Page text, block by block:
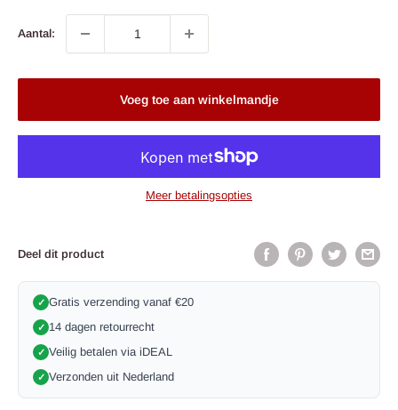
Aantal:
Voeg toe aan winkelmandje
Meer betalingsopties
Deel dit product
✓ Gratis verzending vanaf €20
✓ 14 dagen retourrecht
✓ Veilig betalen via iDEAL
✓ Verzonden uit Nederland